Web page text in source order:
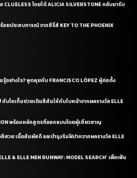
โดยได้ ALICIA SILVERSTONE กลับมารับ
ยประสบการณ์ จากซีรี่ส์ KEY TO THE PHOENIX
อย่างไร? พูดคุยกับ FRANCISCO LÓPEZ ผู้ก่อตั้ง
กับไอเท็มช่วยเติมสีสันให้กับใบหน้าจากผลรางวัล ELLE
พร้อมหลักสูตรที่ออกแบบโดยผู้เชี่ยวชาญ
วย เนื้อสัมผัสดี และบำรุงริมฝีปากจากผลรางวัล ELLE
& ELLE MEN RUNWAY: MODEL SEARCH’ เพื่อเฟ้น